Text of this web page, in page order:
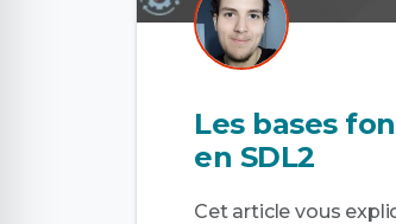
Les bases
en SDL2
Cet article vous